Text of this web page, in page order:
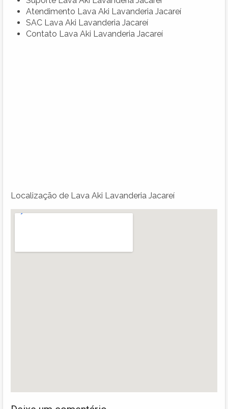
Atendimento Lava Aki Lavanderia Jacareí
SAC Lava Aki Lavanderia Jacareí
Contato Lava Aki Lavanderia Jacareí
Localização de Lava Aki Lavanderia Jacareí